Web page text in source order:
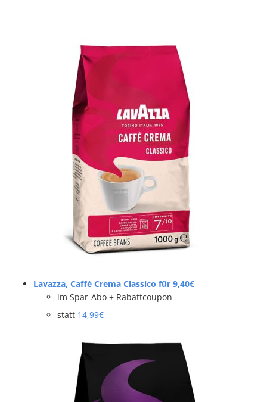
Lavazza, Caffè Crema Classico für 9,40€
im Spar-Abo + Rabattcoupon
statt 14,99€